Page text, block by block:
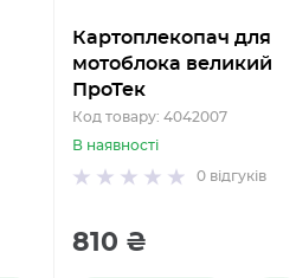
Картоплекопач для
мотоблока великий
ПроТек
Код товару: 4042007
В наявності
0 відгуків
810 ₴